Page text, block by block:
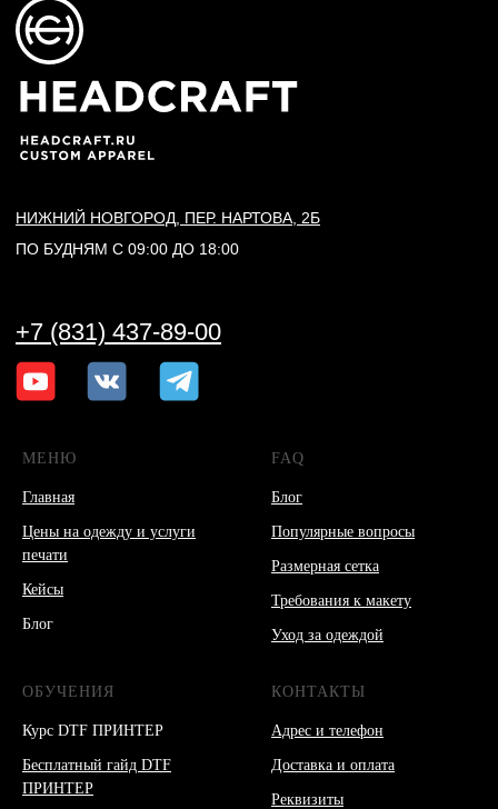
МЕНЮ
Главная
Цены на одежду и услуги
печати
Кейсы
Блог
FAQ
Блог
Популярные вопросы
Размерная сетка
Требования к макету
Уход за одеждой
ОБУЧЕНИЯ
Курс DTF ПРИНТЕР
Бесплатный гайд DTF
ПРИНТЕР
КОНТАКТЫ
Адрес и телефон
Доставка и оплата
Реквизиты